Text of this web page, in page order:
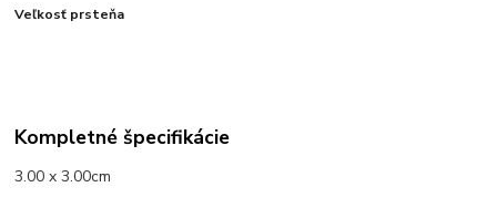
Veľkosť prsteňa
Kompletné špecifikácie
3.00 x 3.00cm